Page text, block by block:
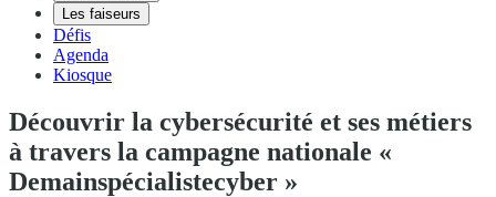
Les faiseurs
Défis
Agenda
Kiosque
Découvrir la cybersécurité et ses métiers
à travers la campagne nationale «
Demainspécialistecyber »